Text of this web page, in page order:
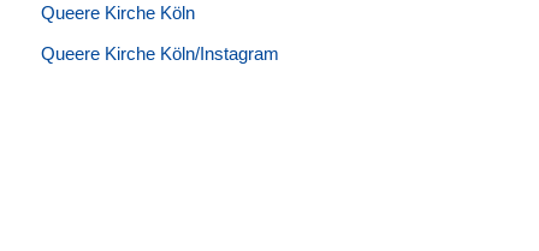
Queere Kirche Köln
Queere Kirche Köln/Instagram